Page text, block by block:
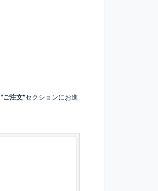
“ご注文”セクションにお進